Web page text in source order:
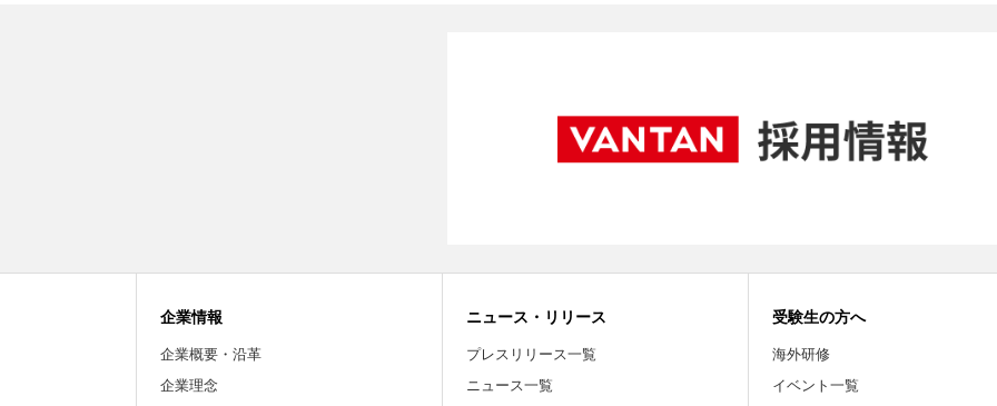
企業情報
企業概要・沿革
企業理念
ニュース・リリース
プレスリリース一覧
ニュース一覧
受験生の方へ
海外研修
イベント一覧